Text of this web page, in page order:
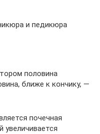
и педикюра
половина
ближе к кончику, —
почечная
увеличивается